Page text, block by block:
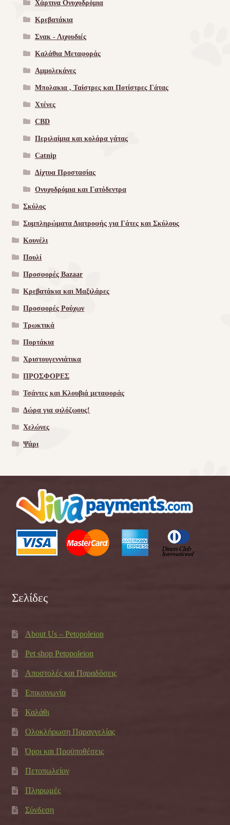
Χάρτινα Ονυχοδρόμια
Κρεβατάκια
Σνακ - Λιχουδιές
Καλάθια Μεταφοράς
Αμμολεκάνες
Μπολακια , Ταίστρες και Ποτίστρες Γάτας
Χτένες
CBD
Περιλαίμια και κολάρα γάτας
Catnip
Δίχτυα Προστασίας
Ονυχοδρόμια και Γατόδεντρα
Σκύλος
Συμπληρώματα Διατροφής για Γάτες και Σκύλους
Κουνέλι
Πουλί
Προσφορές Bazaar
Κρεβατάκια και Μαξιλάρες
Προσφορές Ρούχων
Τρωκτικά
Πορτάκια
Χριστουγεννιάτικα
ΠΡΟΣΦΟΡΕΣ
Τσάντες και Κλουβιά μεταφοράς
Δώρα για φιλόζωους!
Χελώνες
Ψάρι
Σελίδες
About Us – Petopoleion
Pet shop Petopoleion
Αποστολές και Παραδόσεις
Επικοινωνία
Καλάθι
Ολοκλήρωση Παραγγελίας
Όροι και Προϋποθέσεις
Πετοπωλείον
Πληρωμές
Σύνδεση